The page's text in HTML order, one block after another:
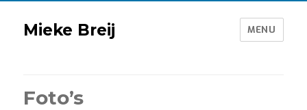
Mieke Breij MENU
Foto’s